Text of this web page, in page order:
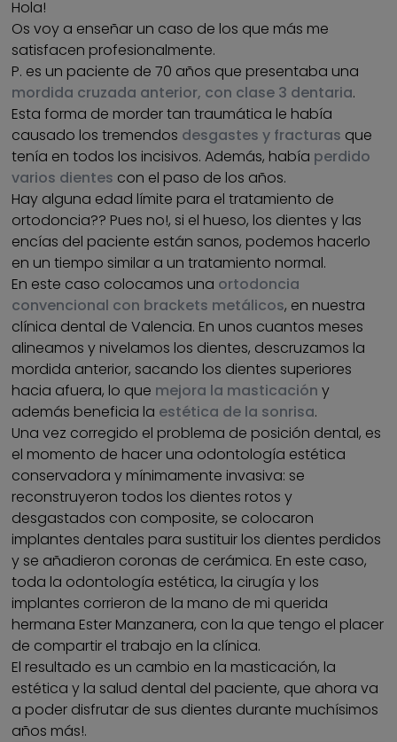
Hola!
Os voy a enseñar un caso de los que más me
satisfacen profesionalmente.
P. es un paciente de 70 años que presentaba una
mordida cruzada anterior, con clase 3 dentaria.
Esta forma de morder tan traumática le había
causado los tremendos desgastes y fracturas que
tenía en todos los incisivos. Además, había perdido
varios dientes con el paso de los años.
Hay alguna edad límite para el tratamiento de
ortodoncia?? Pues no!, si el hueso, los dientes y las
encías del paciente están sanos, podemos hacerlo
en un tiempo similar a un tratamiento normal.
En este caso colocamos una ortodoncia
convencional con brackets metálicos, en nuestra
clínica dental de Valencia. En unos cuantos meses
alineamos y nivelamos los dientes, descruzamos la
mordida anterior, sacando los dientes superiores
hacia afuera, lo que mejora la masticación y
además beneficia la estética de la sonrisa.
Una vez corregido el problema de posición dental, es
el momento de hacer una odontología estética
conservadora y mínimamente invasiva: se
reconstruyeron todos los dientes rotos y
desgastados con composite, se colocaron
implantes dentales para sustituir los dientes perdidos
y se añadieron coronas de cerámica. En este caso,
toda la odontología estética, la cirugía y los
implantes corrieron de la mano de mi querida
hermana Ester Manzanera, con la que tengo el placer
de compartir el trabajo en la clínica.
El resultado es un cambio en la masticación, la
estética y la salud dental del paciente, que ahora va
a poder disfrutar de sus dientes durante muchísimos
años más!.